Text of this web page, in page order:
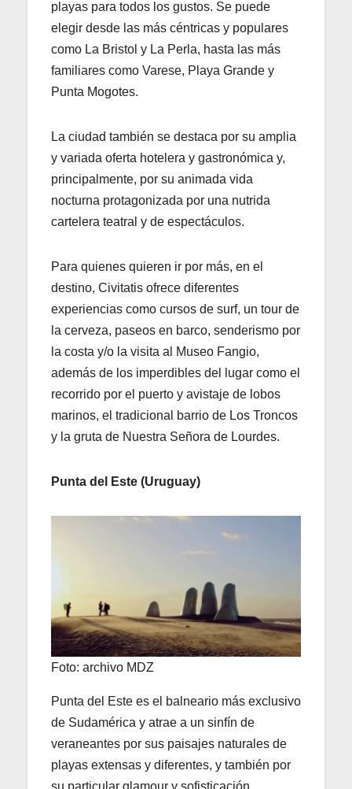
playas para todos los gustos. Se puede
elegir desde las más céntricas y populares
como La Bristol y La Perla, hasta las más
familiares como Varese, Playa Grande y
Punta Mogotes.
La ciudad también se destaca por su amplia
y variada oferta hotelera y gastronómica y,
principalmente, por su animada vida
nocturna protagonizada por una nutrida
cartelera teatral y de espectáculos.
Para quienes quieren ir por más, en el
destino, Civitatis ofrece diferentes
experiencias como cursos de surf, un tour de
la cerveza, paseos en barco, senderismo por
la costa y/o la visita al Museo Fangio,
además de los imperdibles del lugar como el
recorrido por el puerto y avistaje de lobos
marinos, el tradicional barrio de Los Troncos
y la gruta de Nuestra Señora de Lourdes.
Punta del Este (Uruguay)
Foto: archivo MDZ
Punta del Este es el balneario más exclusivo
de Sudamérica y atrae a un sinfín de
veraneantes por sus paisajes naturales de
playas extensas y diferentes, y también por
su particular glamour y sofisticación.